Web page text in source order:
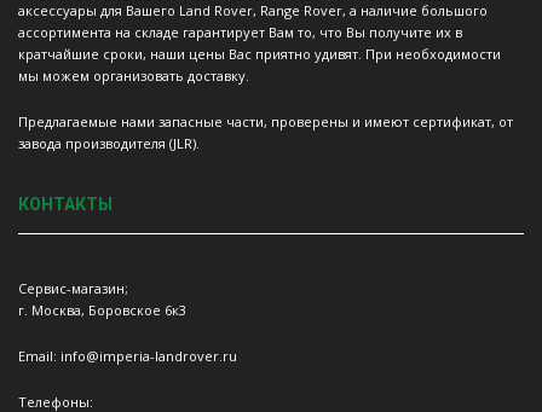
аксессуары для Вашего Land Rover, Range Rover, а наличие большого
ассортимента на складе гарантирует Вам то, что Вы получите их в
кратчайшие сроки, наши цены Вас приятно удивят. При необходимости
мы можем организовать доставку.
Предлагаемые нами запасные части, проверены и имеют сертификат, от
завода производителя (JLR).
КОНТАКТЫ
Сервис-магазин;
г. Москва, Боровское 6к3
Email: info@imperia-landrover.ru
Телефоны: